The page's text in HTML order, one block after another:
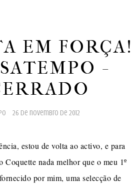
EM FORÇA!
-
26 de novembro de 2012
estou de volta ao activo, e para
Coquette nada melhor que o meu 1º
por mim, uma selecção de